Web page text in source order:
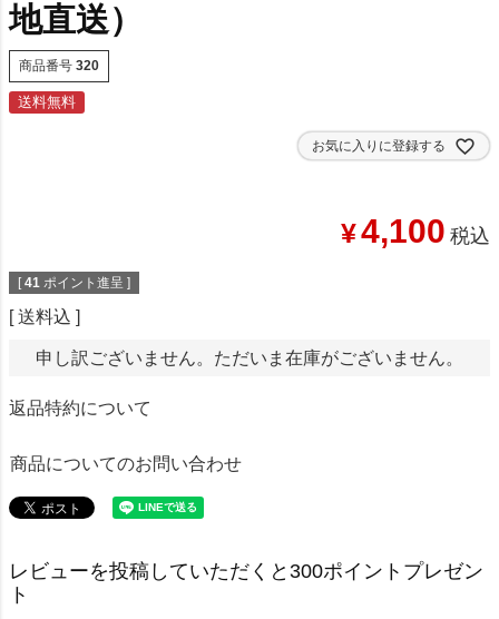
地直送）
商品番号 320
送料無料
お気に入りに登録する
¥4,100 税込
[ 41 ポイント進呈 ]
送料込
申し訳ございません。ただいま在庫がございません。
返品特約について
商品についてのお問い合わせ
レビューを投稿していただくと300ポイントプレゼン
ト